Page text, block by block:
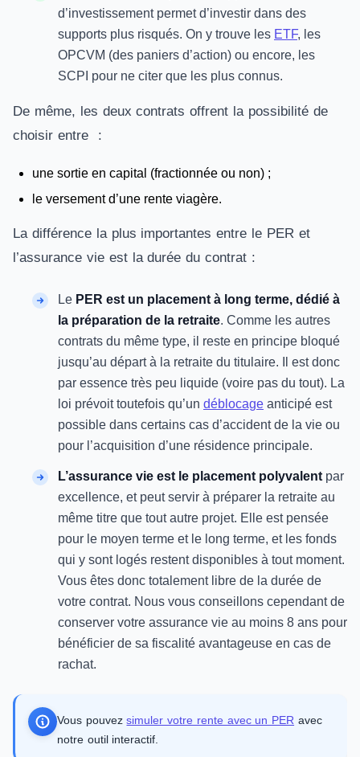
d’investissement permet d’investir dans des
supports plus risqués. On y trouve les ETF, les
OPCVM (des paniers d’action) ou encore, les
SCPI pour ne citer que les plus connus.
De même, les deux contrats offrent la possibilité de
choisir entre :
une sortie en capital (fractionnée ou non) ;
le versement d’une rente viagère.
La différence la plus importantes entre le PER et
l’assurance vie est la durée du contrat :
Le PER est un placement à long terme, dédié à
la préparation de la retraite. Comme les autres
contrats du même type, il reste en principe bloqué
jusqu’au départ à la retraite du titulaire. Il est donc
par essence très peu liquide (voire pas du tout). La
loi prévoit toutefois qu’un déblocage anticipé est
possible dans certains cas d’accident de la vie ou
pour l’acquisition d’une résidence principale.
L’assurance vie est le placement polyvalent par
excellence, et peut servir à préparer la retraite au
même titre que tout autre projet. Elle est pensée
pour le moyen terme et le long terme, et les fonds
qui y sont logés restent disponibles à tout moment.
Vous êtes donc totalement libre de la durée de
votre contrat. Nous vous conseillons cependant de
conserver votre assurance vie au moins 8 ans pour
bénéficier de sa fiscalité avantageuse en cas de
rachat.
Vous pouvezsimuler votre rente avec un PER avec
notre outil interactif.